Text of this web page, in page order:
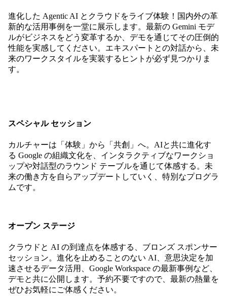
進化した Agentic AI とクラウドをライブ体験！国内外の革
新的な活用事例を一堂に展示します。最新の Gemini モデ
ルがビジネスをどう変革するか、デモを通じてその圧倒的
性能を実感してください。エキスパートとの対話から、未
来のワークスタイルを実装するヒントが必ず見つかりま
す。
スペシャル セッション
カルチャーは「体験」から「共創」へ。AIと共に進化す
る Google の組織文化を、インタラクティブなワークショ
ップや対話型のラウンド テーブルを通じて体感する。未
来の働き方を自らアップデートしていく、特別なプログラ
ムです。
オープン ステージ
クラウドと AI の到達点を体感する、ブロンズ スポンサー
セッション。進化を止めることのない AI、意思決定を加
速させるデータ活用、Google Workspace の最新事例など、
デモと共に公開します。予約不要ですので、最新の熱量を
ぜひお気軽にご体感ください。